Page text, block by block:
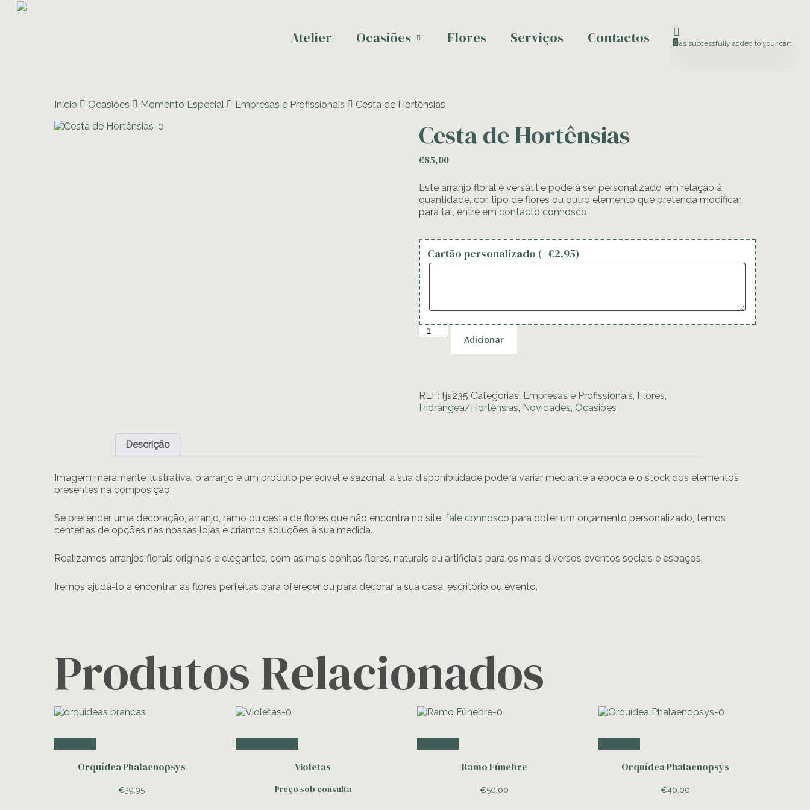
Atelier Ocasiões Flores Serviços Contactos 0
was successfully added to your cart.
Início Ocasiões Momento Especial Empresas e Profissionais Cesta de Hortênsias
Cesta de Hortênsias
€85,00
Este arranjo floral é versátil e poderá ser personalizado em relação à
quantidade, cor, tipo de flores ou outro elemento que pretenda modificar,
para tal, entre em contacto connosco.
Cartão personalizado (+€2,95)
Quantidade
Adicionar
REF:fjs235 Categorias: Empresas e Profissionais, Flores,
Hidrângea/Hortênsias, Novidades, Ocasiões
Descrição
Imagem meramente ilustrativa, o arranjo é um produto perecível e sazonal, a sua disponibilidade poderá variar mediante a época e o stock dos elementos
presentes na composição.
Se pretender uma decoração, arranjo, ramo ou cesta de flores que não encontra no site, fale connosco para obter um orçamento personalizado, temos
centenas de opções nas nossas lojas e criamos soluções à sua medida.
Realizamos arranjos florais originais e elegantes, com as mais bonitas flores, naturais ou artificiais para os mais diversos eventos sociais e espaços.
Iremos ajudá-lo a encontrar as flores perfeitas para oferecer ou para decorar a sua casa, escritório ou evento.
Produtos Relacionados
Orquídea Phalaenopsys
€39,95
Violetas
Preço sob consulta
Ramo Fúnebre
€50,00
Orquídea Phalaenopsys
€40,00